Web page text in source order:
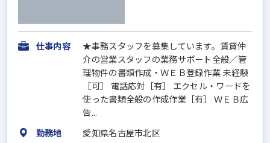
仕事内容
★事務スタッフを募集しています。賃貸仲
介の営業スタッフの業務サポート全般／管
理物件の書類作成・ＷＥＢ登録作業 未経験
［可］ 電話応対［有］ エクセル・ワードを
使った書類全般の作成作業［有］ ＷＥＢ広
告...
勤務地
愛知県名古屋市北区